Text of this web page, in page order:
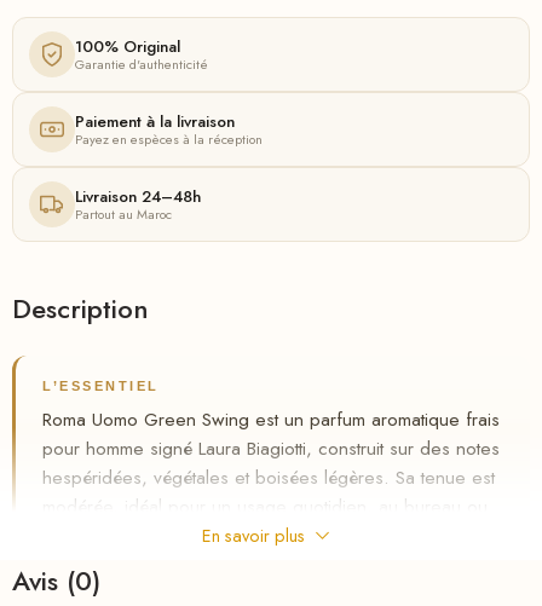
100% Original
Garantie d'authenticité
Paiement à la livraison
Payez en espèces à la réception
Livraison 24–48h
Partout au Maroc
Description
L’ESSENTIEL
Roma Uomo Green Swing est un parfum aromatique frais
pour homme signé Laura Biagiotti, construit sur des notes
hespéridées, végétales et boisées légères. Sa tenue est
modérée, idéal pour un usage quotidien, au bureau ou
en journée estivale. Disponible au Maroc chez Riha.ma
avec livraison gratuite et paiement à la livraison.
En savoir plus
Avis (0)